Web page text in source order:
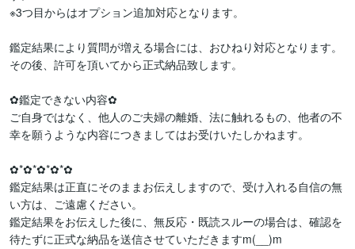
※3つ目からはオプション追加対応となります。
鑑定結果により質問が増える場合には、おひねり対応となります。
その後、許可を頂いてから正式納品致します。
✿鑑定できない内容✿
ご自身ではなく、他人のご夫婦の離婚、法に触れるもの、他者の不
幸を願うような内容につきましてはお受けいたしかねます。
✿*✿*✿*✿*✿
鑑定結果は正直にそのままお伝えしますので、受け入れる自信の無
い方は、ご遠慮ください。
鑑定結果をお伝えした後に、無反応・既読スルーの場合は、確認を
待たずに正式な納品を送信させていただきますm(__)m